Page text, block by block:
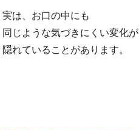
実は、お口の中にも
同じような気づきにくい変化が
隠れていることがあります。